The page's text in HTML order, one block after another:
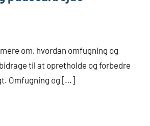
om, hvordan omfugning og
til at opretholde og forbedre
Omfugning og […]